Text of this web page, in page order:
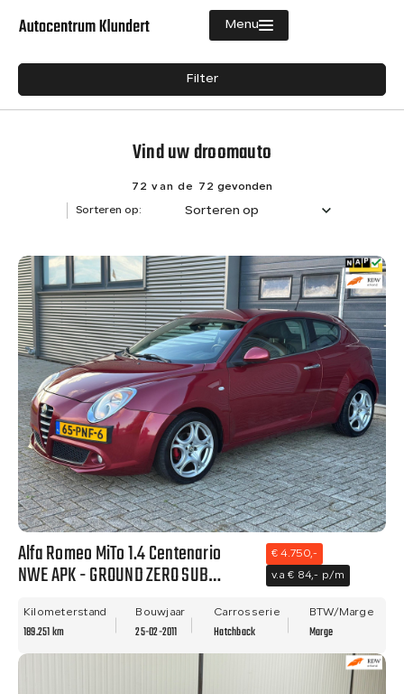
Menu
Aanbod
Verkocht
Over ons
Contact
Vind uw droomauto
Filter
Filters
Merk
Brandstof
Diesel 8 Hybride (Benzine) 1 Benzine 63
Transmissie
Semi-automaat 1 Handgeschakeld Automaat 13
72 van de 72 gevonden
Sorteren op: Sorteren op
Alfa Romeo MiTo 1.4 Centenario
NWE APK - GROUND ZERO SUB
€ 4.750,-
v.a € 84,- p/m
Kilometerstand
189.251 km
Bouwjaar
25-02-2011
Carrosserie
Hatchback
BTW/Marge
Marge